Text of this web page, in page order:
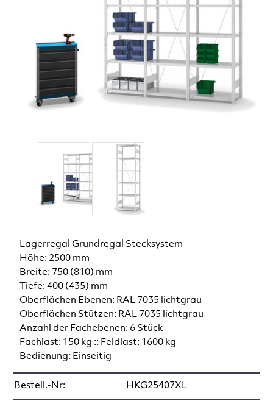
Lagerregal Grundregal Stecksystem
Höhe: 2500 mm
Breite: 750 (810) mm
Tiefe: 400 (435) mm
Oberflächen Ebenen: RAL 7035 lichtgrau
Oberflächen Stützen: RAL 7035 lichtgrau
Anzahl der Fachebenen: 6 Stück
Fachlast: 150 kg :: Feldlast: 1600 kg
Bedienung: Einseitig
Bestell.-Nr: HKG25407XL